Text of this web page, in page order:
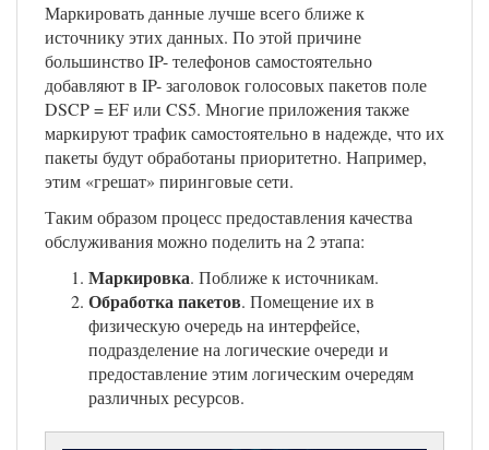
Маркировать данные лучше всего ближе к
источнику этих данных. По этой причине
большинство IP- телефонов самостоятельно
добавляют в IP- заголовок голосовых пакетов поле
DSCP = EF или CS5. Многие приложения также
маркируют трафик самостоятельно в надежде, что их
пакеты будут обработаны приоритетно. Например,
этим «грешат» пиринговые сети.
Таким образом процесс предоставления качества
обслуживания можно поделить на 2 этапа:
Маркировка. Поближе к источникам.
Обработка пакетов. Помещение их в
физическую очередь на интерфейсе,
подразделение на логические очереди и
предоставление этим логическим очередям
различных ресурсов.